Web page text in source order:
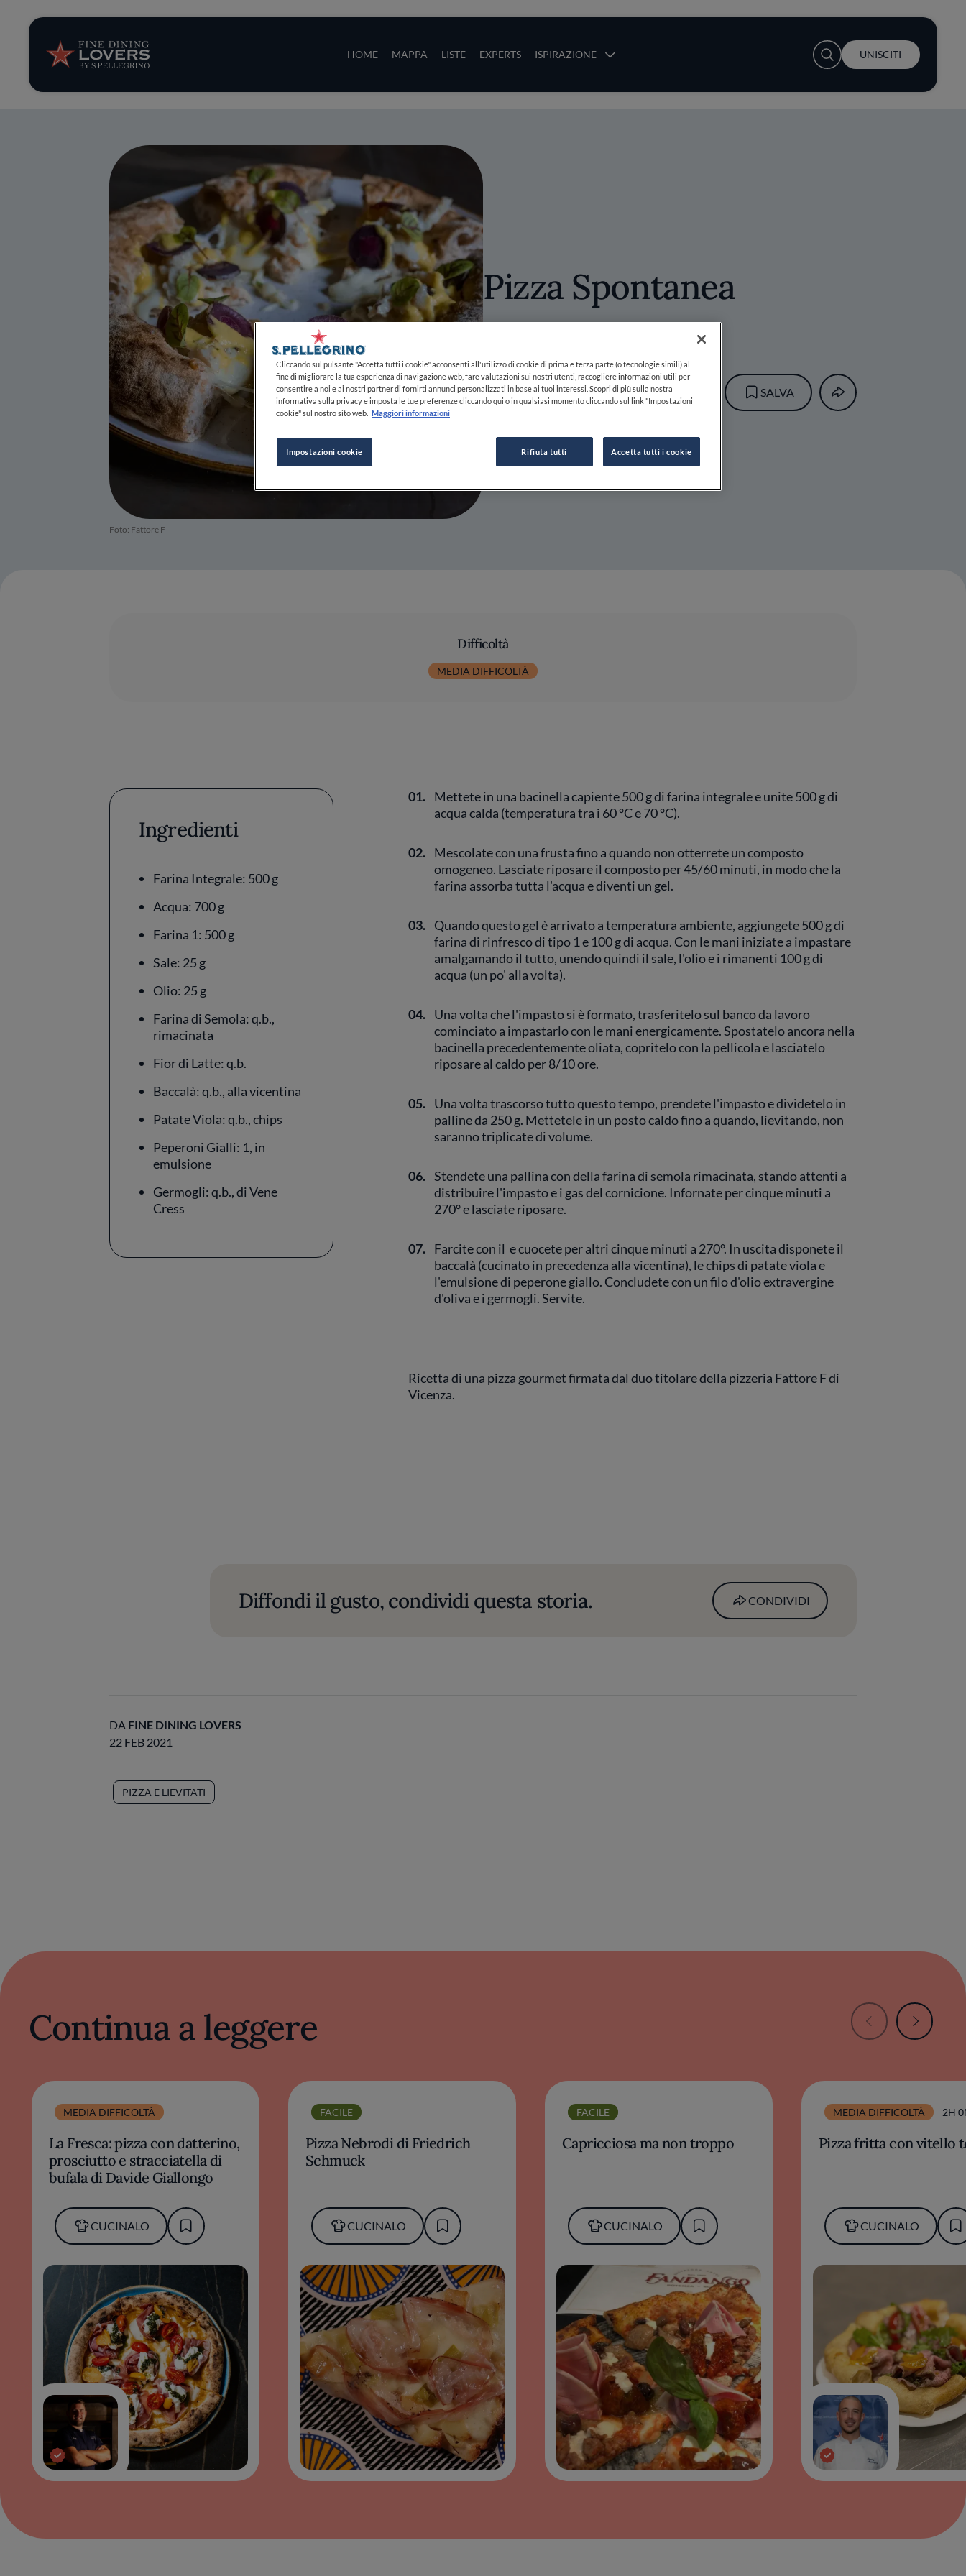
HOME MAPPA LISTE EXPERTS ISPIRAZIONE
Storie e tendenze
Ricette
Trucchi e consigli
Serie
User account menu
UNISCITI
Foto: Fattore F
Pizza Spontanea
DAFINE DINING LOVERS
REDAZIONE
SALVA
Difficoltà
MEDIA DIFFICOLTÀ
Ingredienti
Farina Integrale: 500 g
Acqua: 700 g
Farina 1: 500 g
Sale: 25 g
Olio: 25 g
Farina di Semola: q.b.,
rimacinata
Fior di Latte: q.b.
Baccalà: q.b., alla vicentina
Patate Viola: q.b., chips
Peperoni Gialli: 1, in
emulsione
Germogli: q.b., di Vene
Cress
01. Mettete in una bacinella capiente 500 g di farina integrale e unite 500 g di
acqua calda (temperatura tra i 60 °C e 70 °C).
02. Mescolate con una frusta fino a quando non otterrete un composto
omogeneo. Lasciate riposare il composto per 45/60 minuti, in modo che la
farina assorba tutta l'acqua e diventi un gel.
03. Quando questo gel è arrivato a temperatura ambiente, aggiungete 500 g di
farina di rinfresco di tipo 1 e 100 g di acqua. Con le mani iniziate a impastare
amalgamando il tutto, unendo quindi il sale, l'olio e i rimanenti 100 g di
acqua (un po' alla volta).
04. Una volta che l'impasto si è formato, trasferitelo sul banco da lavoro
cominciato a impastarlo con le mani energicamente. Spostatelo ancora nella
bacinella precedentemente oliata, copritelo con la pellicola e lasciatelo
riposare al caldo per 8/10 ore.
05. Una volta trascorso tutto questo tempo, prendete l'impasto e dividetelo in
palline da 250 g. Mettetele in un posto caldo fino a quando, lievitando, non
saranno triplicate di volume.
06. Stendete una pallina con della farina di semola rimacinata, stando attenti a
distribuire l'impasto e i gas del cornicione. Infornate per cinque minuti a
270° e lasciate riposare.
07. Farcite con il e cuocete per altri cinque minuti a 270°. In uscita disponete il
baccalà (cucinato in precedenza alla vicentina), le chips di patate viola e
l'emulsione di peperone giallo. Concludete con un filo d'olio extravergine
d'oliva e i germogli. Servite.
Ricetta di una pizza gourmet firmata dal duo titolare della pizzeria Fattore F di
Vicenza.
Diffondi il gusto, condividi questa storia. CONDIVIDI
DA FINE DINING LOVERS
22 FEB 2021
PIZZA E LIEVITATI
Continua a leggere
MEDIA DIFFICOLTÀ
La Fresca: pizza con datterino,
prosciutto e stracciatella di
bufala di Davide Giallongo
CUCINALO
FACILE
Pizza Nebrodi di Friedrich
Schmuck
CUCINALO
FACILE
Capricciosa ma non troppo
CUCINALO
MEDIA DIFFICOLTÀ 2H
Pizza fritta con vitello
CUCINALO
Cliccando sul pulsante "Accetta tutti i cookie" acconsenti all'utilizzo di cookie di prima e terza parte (o tecnologie simili) al
fine di migliorare la tua esperienza di navigazione web, fare valutazioni sui nostri utenti, raccogliere informazioni utili per
consentire a noi e ai nostri partner di fornirti annunci personalizzati in base ai tuoi interessi. Scopri di più sulla nostra
informativa sulla privacy e imposta le tue preferenze cliccando qui o in qualsiasi momento cliccando sul link "Impostazioni
cookie" sul nostro sito web. Maggiori informazioni
Impostazioni cookie Rifiuta tutti Accetta tutti i cookie